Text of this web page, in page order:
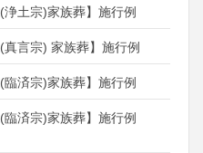
土宗)家族葬】施行例
言宗) 家族葬】施行例
済宗)家族葬】施行例
済宗)家族葬】施行例